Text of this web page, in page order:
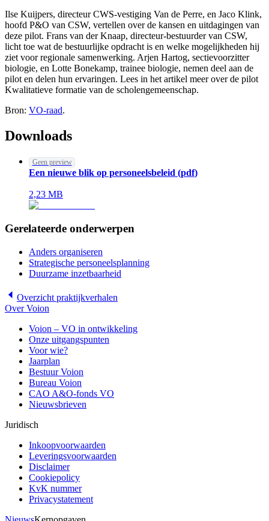
Ilse Kuijpers, directeur CWS-vestiging Van de Perre, en Jaco Klink,
hoofd P&O van CSW, vertellen over de kansen en uitdagingen van
deze pilot. Frans van der Knaap, directeur-bestuurder van CSW,
licht toe wat de bestuurlijke opdracht is en welke mogelijkheden hij
ziet voor regionale samenwerking. Arjen Hartog, sectievoorzitter
biologie, en Lotte Bonekamp, trainee biologie, nemen deel aan de
pilot en delen hun ervaringen. Lees in het artikel meer over de pilot
Kwalitatieve formatie van de scholengemeenschap.
Bron: VO-raad.
Downloads
Geen preview
Een nieuwe blik op personeelsbeleid (pdf)
2,23 MB
Gerelateerde onderwerpen
Anders organiseren
Strategische personeelsplanning
Duurzame inzetbaarheid
Overzicht praktijkverhalen
Over Voion
Voion – VO in ontwikkeling
Onze uitgangspunten
Voor wie?
Jaarplan
Bestuur Voion
Bureau Voion
CAO A&O-fonds VO
Nieuwsbrieven
Juridisch
Inkoopvoorwaarden
Leveringsvoorwaarden
Disclaimer
Cookiepolicy
KvK nummer
Privacystatement